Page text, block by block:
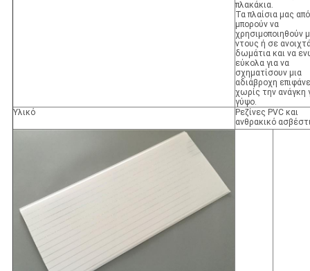
πλακάκια.
Τα πλαίσια μας
μπορούν να
χρησιμοποιηθούν
ντους ή σε
δωμάτια και να
εύκολα για να
σχηματίσουν μια
αδιάβροχη
χωρίς την ανάγκη
γύψο.
Υλικό
Ρεζίνες PVC και
ανθρακικό